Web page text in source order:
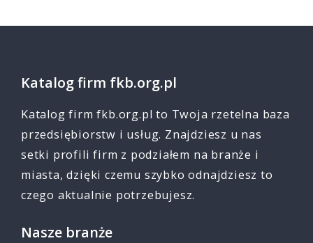
Katalog firm fkb.org.pl
Katalog firm fkb.org.pl to Twoja rzetelna baza
przedsiębiorstw i usług. Znajdziesz u nas
setki profili firm z podziałem na branże i
miasta, dzięki czemu szybko odnajdziesz to
czego aktualnie potrzebujesz.
Nasze branże